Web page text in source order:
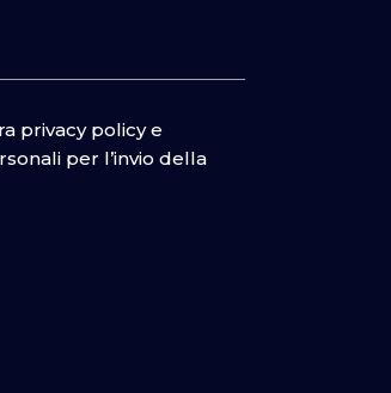
privacy policye
per l’invio della